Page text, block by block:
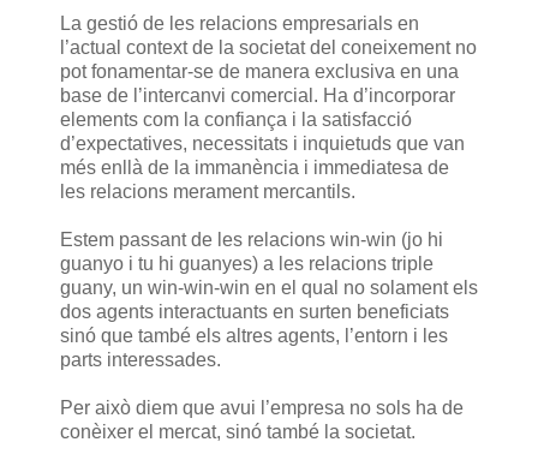
La gestió de les relacions empresarials en
l’actual context de la societat del coneixement no
pot fonamentar-se de manera exclusiva en una
base de l’intercanvi comercial. Ha d’incorporar
elements com la confiança i la satisfacció
d’expectatives, necessitats i inquietuds que van
més enllà de la immanència i immediatesa de
les relacions merament mercantils.
Estem passant de les relacions win-win (jo hi
guanyo i tu hi guanyes) a les relacions triple
guany, un win-win-win en el qual no solament els
dos agents interactuants en surten beneficiats
sinó que també els altres agents, l’entorn i les
parts interessades.
Per això diem que avui l’empresa no sols ha de
conèixer el mercat, sinó també la societat.